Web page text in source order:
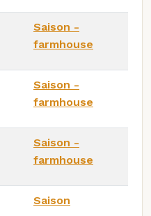
Saison -
farmhouse
Saison -
farmhouse
Saison -
farmhouse
Saison